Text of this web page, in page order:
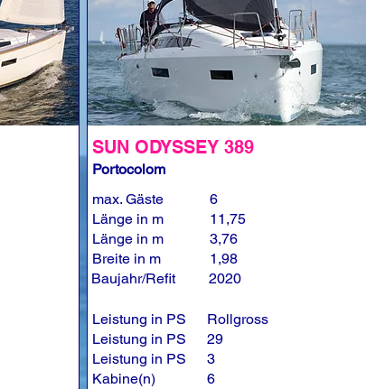
SUN ODYSSEY 389
Portocolom
max. Gäste
Länge in m
Länge in m
Breite in m
Baujahr/Refit
Leistung in PS
Leistung in PS
Leistung in PS
Kabine(n)
6
11,75
3,76
1,98
2020
Rollgross
29
3
6